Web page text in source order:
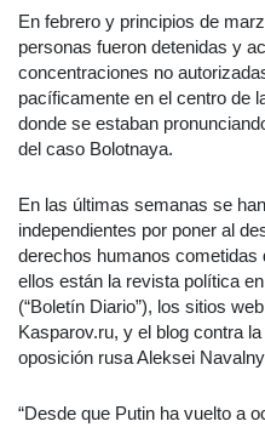
En febrero y principios de
personas fueron detenidas y
concentraciones no
pacíficamente en el centro de
donde se estaban
del caso Bolotnaya.
En las últimas semanas se
independientes por poner al
derechos humanos
ellos están la revista política
(“Boletín Diario”), los sitios
Kasparov.ru, y el blog contra
oposición rusa Aleksei
“Desde que Putin ha vuelto a